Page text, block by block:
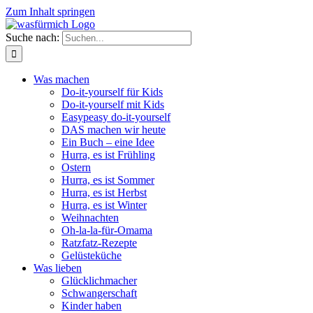
Zum Inhalt springen
Suche nach:
Was machen
Do-it-yourself für Kids
Do-it-yourself mit Kids
Easypeasy do-it-yourself
DAS machen wir heute
Ein Buch – eine Idee
Hurra, es ist Frühling
Ostern
Hurra, es ist Sommer
Hurra, es ist Herbst
Hurra, es ist Winter
Weihnachten
Oh-la-la-für-Omama
Ratzfatz-Rezepte
Gelüsteküche
Was lieben
Glücklichmacher
Schwangerschaft
Kinder haben